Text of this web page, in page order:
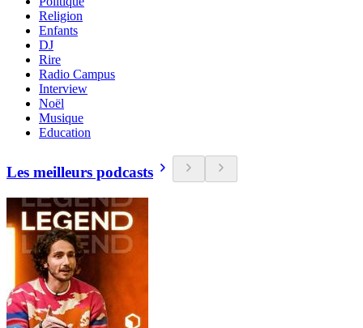
Religion
Enfants
DJ
Rire
Radio Campus
Interview
Noël
Musique
Education
Les meilleurs podcasts